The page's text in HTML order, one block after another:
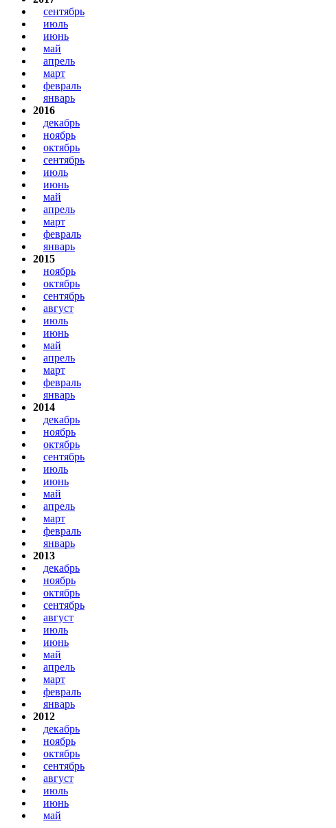
сентябрь
июль
июнь
май
апрель
март
февраль
январь
2016
декабрь
ноябрь
октябрь
сентябрь
июль
июнь
май
апрель
март
февраль
январь
2015
ноябрь
октябрь
сентябрь
август
июль
июнь
май
апрель
март
февраль
январь
2014
декабрь
ноябрь
октябрь
сентябрь
июль
июнь
май
апрель
март
февраль
январь
2013
декабрь
ноябрь
октябрь
сентябрь
август
июль
июнь
май
апрель
март
февраль
январь
2012
декабрь
ноябрь
октябрь
сентябрь
август
июль
июнь
май